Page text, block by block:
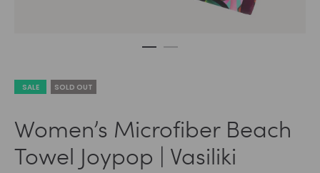
SALE SOLD OUT
Women’s Microfiber Beach
Towel Joypop | Vasiliki